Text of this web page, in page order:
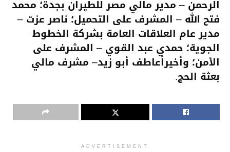
الرحمن – مدير مالي مصر للطيران بجدة؛ محمد
فتح الله – المشرف على التحميل؛ ناصر عزت –
مدير عام العلاقات العامة بشركة الخطوط
الجوية؛ حمدي عبد القوي – المشرف على
الأمن؛ وأخيراًعاطف أبو زيد– مشرف مالي
بعثة الحج.
ADVERTISEMENT